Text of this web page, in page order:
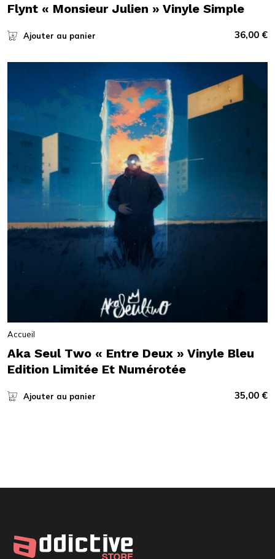
Flynt « Monsieur Julien » Vinyle Simple
Ajouter au panier 36,00 €
Accueil
Aka Seul Two « Entre Deux » Vinyle Bleu
Edition Limitée Et Numérotée
Ajouter au panier 35,00 €